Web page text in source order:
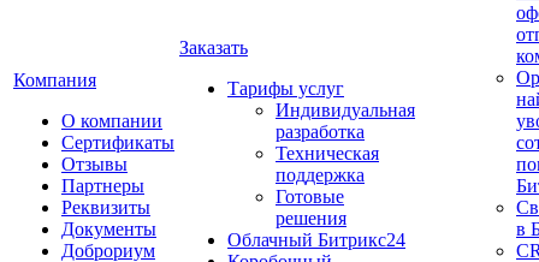
Компания
О компании
Сертификаты
Отзывы
Партнеры
Реквизиты
Документы
Доброриум
Заказать
Тарифы услуг
Индивидуальная
разработка
Техническая
поддержка
Готовые
решения
Облачный Битрикс24
в